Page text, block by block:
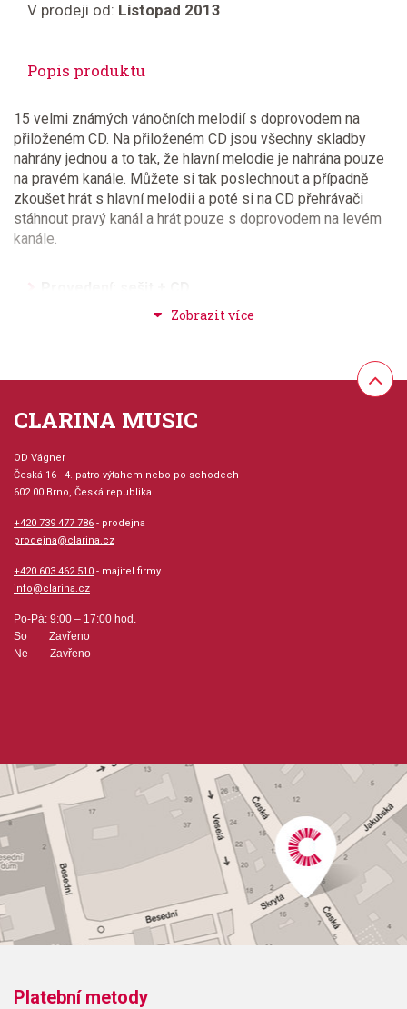
V prodeji od: Listopad 2013
Popis produktu
15 velmi známých vánočních melodií s doprovodem na
přiloženém CD. Na přiloženém CD jsou všechny skladby
nahrány jednou a to tak, že hlavní melodie je nahrána pouze
na pravém kanále. Můžete si tak poslechnout a případně
zkoušet hrát s hlavní melodii a poté si na CD přehrávači
stáhnout pravý kanál a hrát pouze s doprovodem na levém
kanále.
Hudební styl: vánoční hudba
Velikost (rozměr): 23 x 30 cm
Počet skladeb: 15
Počet stran: 16
Odběr minimálně 1 kus
Obsahuje:
Blue ChristmasCaroling, CarolingFeliz NavidadFrosty The
SnowmanHappy Xmas (War Is Over)Here Comes Santa
Claus (Right Down Santa Claus Lane)(There's No Place
Like) Home For The HolidaysIt's Beginning To Look Like
ChristmasJingle Bell RockLet It Snow! Let It Snow! Let It
Snow!Little Saint NickMerry Christmas, DarlingMy Favourite
ThingsSanta BabySilver Bells
CLARINA MUSIC
OD Vágner
Česká 16 - 4. patro výtahem nebo po schodech
602 00 Brno, Česká republika
+420 739 477 786 - prodejna
prodejna@clarina.cz
+420 603 462 510 - majitel firmy
info@clarina.cz
Po-Pá: 9:00 – 17:00 hod.
So Zavřeno
Ne Zavřeno
Platební metody